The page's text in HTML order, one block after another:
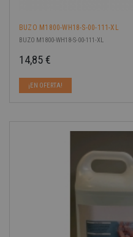
BUZO M1800-WH18-S-00-111-XL
BUZO M1800-WH18-S-00-111-XL
14,85 €
¡EN OFERTA!